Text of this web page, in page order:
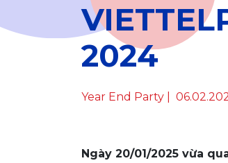
2024
Year End Party |
Ngày 20/01/2025 vừa